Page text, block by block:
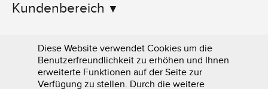
Kundenbereich
Informationen
Diese Website verwendet Cookies um die
Benutzerfreundlichkeit zu erhöhen und Ihnen
erweiterte Funktionen auf der Seite zur
Verfügung zu stellen. Durch die weitere